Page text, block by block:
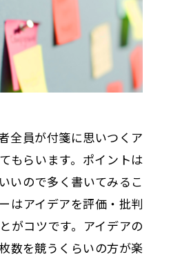
全員が付箋に思いつくア
もらいます。ポイントは
いので多く書いてみるこ
はアイデアを評価・批判
がコツです。アイデアの
数を競うくらいの方が楽